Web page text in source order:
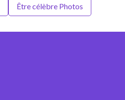
Être célèbre Photos